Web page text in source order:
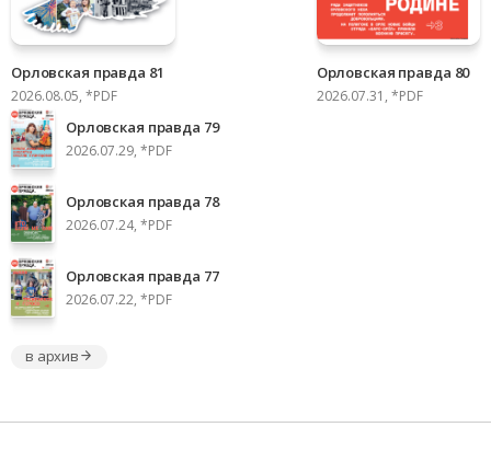
Орловская правда 81
2026.08.05, *PDF
Орловская правда 80
2026.07.31, *PDF
Орловская правда 79
2026.07.29, *PDF
Орловская правда 78
2026.07.24, *PDF
Орловская правда 77
2026.07.22, *PDF
в архив